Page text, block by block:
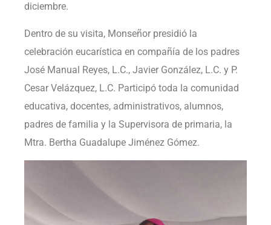
diciembre.
Dentro de su visita, Monseñor presidió la
celebración eucarística en compañía de los padres
José Manual Reyes, L.C., Javier González, L.C. y P.
Cesar Velázquez, L.C. Participó toda la comunidad
educativa, docentes, administrativos, alumnos,
padres de familia y la Supervisora de primaria, la
Mtra. Bertha Guadalupe Jiménez Gómez.